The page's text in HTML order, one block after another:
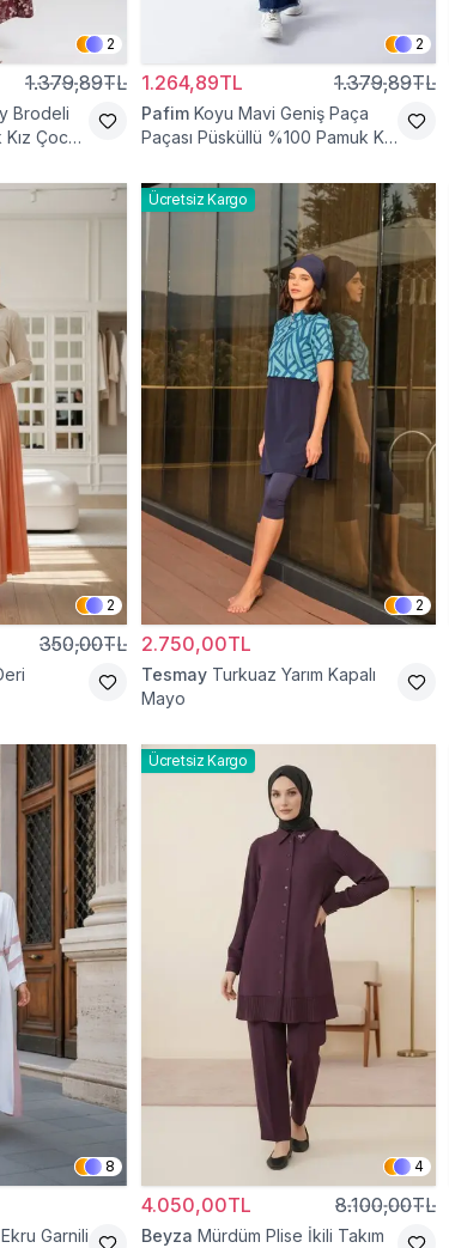
2
1.379,89TL
Brodeli
Çocuk
2
1.264,89TL 1.379,89TL
Pafim Koyu Mavi Geniş Paça
Paçası Püsküllü %100 Pamuk Kız
2
350,00TL
Ücretsiz Kargo
2
2.750,00TL
Tesmay Turkuaz Yarım Kapalı
Mayo
8
Garnili
Ücretsiz Kargo
4
4.050,00TL 8.100,00TL
Beyza Mürdüm Plise İkili Takım